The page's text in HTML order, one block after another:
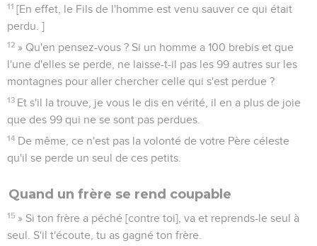
11 [En effet, le Fils de l'homme est venu sauver ce qui était
perdu. ]
12 » Qu'en pensez-vous ? Si un homme a 100 brebis et que
l'une d'elles se perde, ne laisse-t-il pas les 99 autres sur les
montagnes pour aller chercher celle qui s'est perdue ?
13 Et s'il la trouve, je vous le dis en vérité, il en a plus de joie
que des 99 qui ne se sont pas perdues.
14 De même, ce n'est pas la volonté de votre Père céleste
qu'il se perde un seul de ces petits.
Quand un frère se rend coupable
15 » Si ton frère a péché [contre toi], va et reprends-le seul à
seul. S'il t'écoute, tu as gagné ton frère.